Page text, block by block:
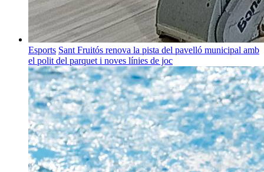
Esports Sant Fruitós renova la pista del pavelló municipal amb
el polit del parquet i noves línies de joc